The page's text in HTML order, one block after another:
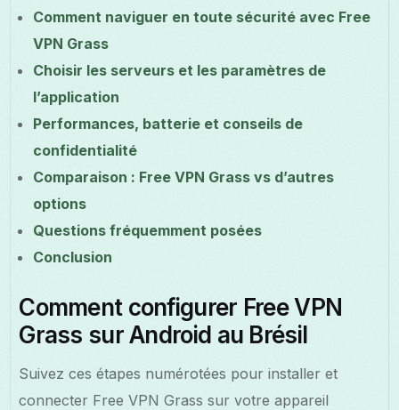
Comment naviguer en toute sécurité avec Free
VPN Grass
Choisir les serveurs et les paramètres de
l’application
Performances, batterie et conseils de
confidentialité
Comparaison : Free VPN Grass vs d’autres
options
Questions fréquemment posées
Conclusion
Comment configurer Free VPN
Grass sur Android au Brésil
Suivez ces étapes numérotées pour installer et
connecter Free VPN Grass sur votre appareil